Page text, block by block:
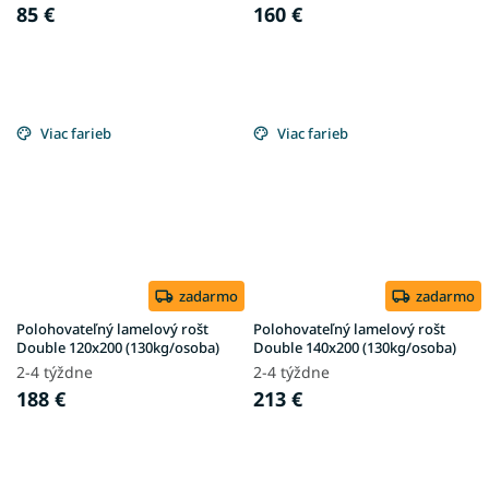
85 € 160 €
Viac farieb
zadarmo
Polohovateľný lamelový rošt
Double 120x200 (130kg/osoba)
2-4 týždne
188 €
Viac farieb
zadarmo
Polohovateľný lamelový rošt
Double 140x200 (130kg/osoba)
2-4 týždne
213 €